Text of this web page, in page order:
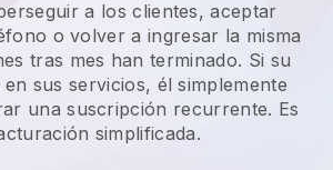
a los clientes, aceptar
o volver a ingresar la misma
tras mes han terminado. Si su
sus servicios, él simplemente
una suscripción recurrente. Es
simplificada.